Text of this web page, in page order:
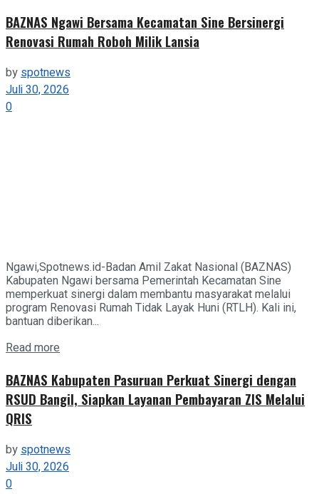
BAZNAS Ngawi Bersama Kecamatan Sine Bersinergi
Renovasi Rumah Roboh Milik Lansia
byspotnews
Juli 30, 2026
0
Ngawi,Spotnews.id-Badan Amil Zakat Nasional (BAZNAS)
Kabupaten Ngawi bersama Pemerintah Kecamatan Sine
memperkuat sinergi dalam membantu masyarakat melalui
program Renovasi Rumah Tidak Layak Huni (RTLH). Kali ini,
bantuan diberikan...
Read more
BAZNAS Kabupaten Pasuruan Perkuat Sinergi dengan
RSUD Bangil, Siapkan Layanan Pembayaran ZIS Melalui
QRIS
by spotnews
Juli 30, 2026
0